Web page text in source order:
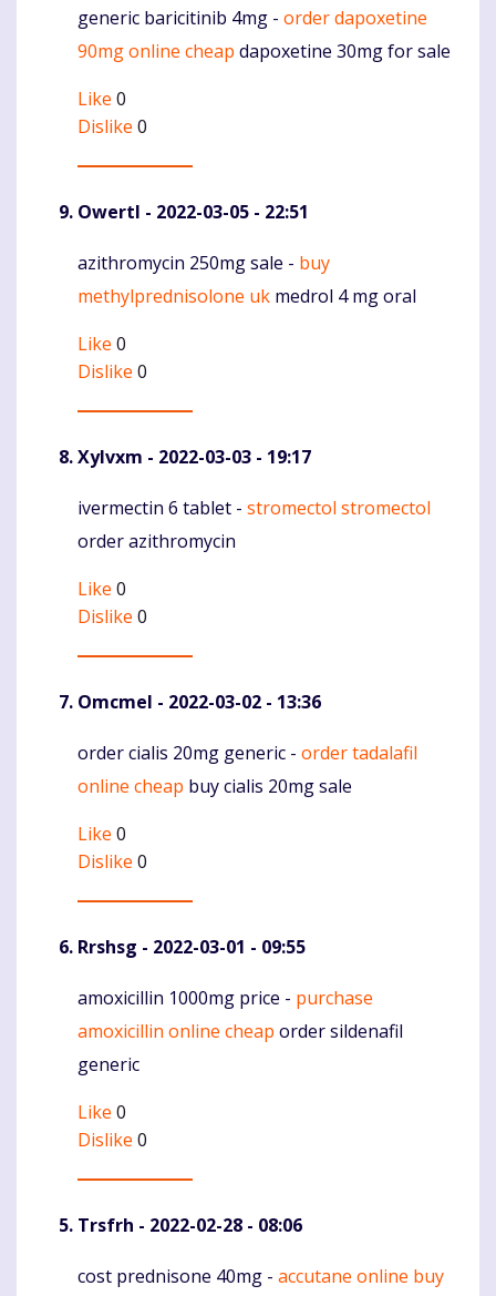
Komentaras
generic baricitinib 4mg - order dapoxetine
90mg online cheap dapoxetine 30mg for sale
Like 0
Dislike 0
Owertl - 2022-03-05 - 22:51
Komentaras
azithromycin 250mg sale - buy
methylprednisolone uk medrol 4 mg oral
Like 0
Dislike 0
Xylvxm - 2022-03-03 - 19:17
Komentaras
ivermectin 6 tablet - stromectol stromectol
order azithromycin
Like 0
Dislike 0
Omcmel - 2022-03-02 - 13:36
Komentaras
order cialis 20mg generic - order tadalafil
online cheap buy cialis 20mg sale
Like 0
Dislike 0
Rrshsg - 2022-03-01 - 09:55
Komentaras
amoxicillin 1000mg price - purchase
amoxicillin online cheap order sildenafil
generic
Like 0
Dislike 0
Trsfrh - 2022-02-28 - 08:06
Komentaras
cost prednisone 40mg - accutane online buy